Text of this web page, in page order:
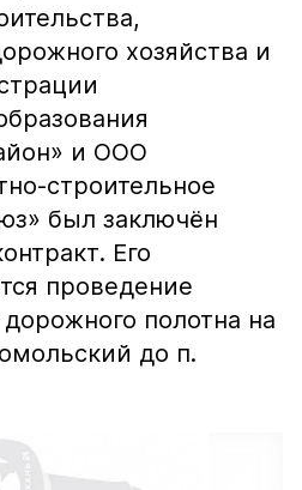
хозяйства и
и ООО
строительное
был заключён
Его
проведение
полотна на
до п.